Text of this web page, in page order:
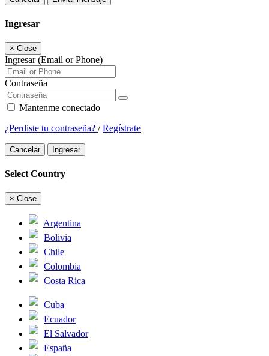
Ingresar
× Close
Ingresar (Email or Phone)
Contraseña
Mantenme conectado
¿Perdiste tu contraseña? /Regístrate
Cancelar Ingresar
Select Country
× Close
Argentina
Bolivia
Chile
Colombia
Costa Rica
Cuba
Ecuador
El Salvador
España